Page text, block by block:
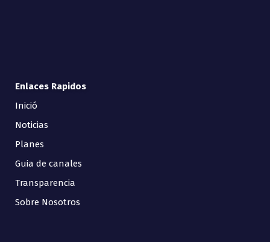
Enlaces Rapidos
Inició
Noticias
Planes
Guia de canales
Transparencia
Sobre Nosotros